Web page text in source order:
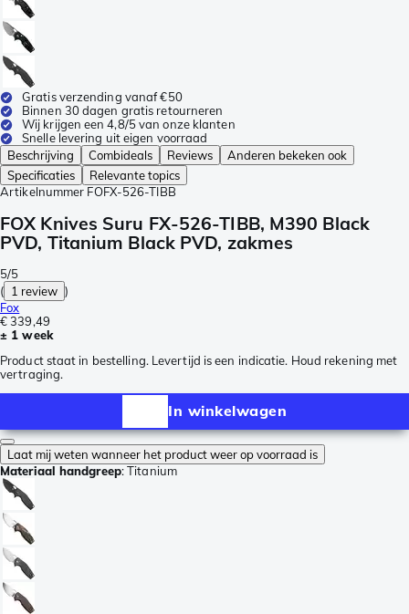
Gratis verzending vanaf €50
Binnen 30 dagen gratis retourneren
Wij krijgen een 4,8/5 van onze klanten
Snelle levering uit eigen voorraad
Beschrijving
Combideals Reviews
Anderen bekeken ook
Specificaties
Relevante topics
Artikelnummer FOFX-526-TIBB
FOX Knives Suru FX-526-TIBB, M390 Black
PVD, Titanium Black PVD, zakmes
5/5
( 1 review )
Fox
€ 339,49
± 1 week
Product staat in bestelling. Levertijd is een indicatie. Houd rekening met
vertraging.
In winkelwagen
Laat mij weten wanneer het product weer op voorraad is
Materiaal handgreep:Titanium